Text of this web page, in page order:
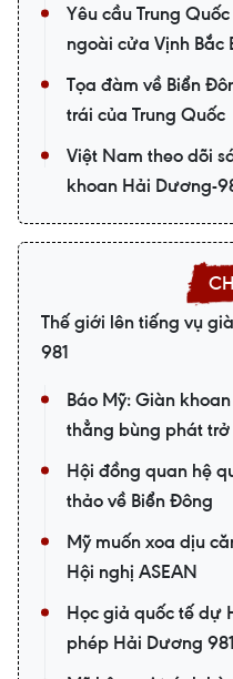
Yêu cầu Trung
ngoài cửa Vịnh Bắc
Tọa đàm về Biển
trái của Trung Quốc
Việt Nam theo dõi
khoan Hải Dương-
Thế giới lên tiếng vụ
981
Báo Mỹ: Giàn
thẳng bùng phát
Hội đồng quan hệ
thảo về Biển Đông
Mỹ muốn xoa dịu
Hội nghị ASEAN
Học giả quốc tế dự
phép Hải Dương